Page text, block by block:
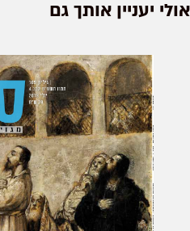
יעניין אותך גם